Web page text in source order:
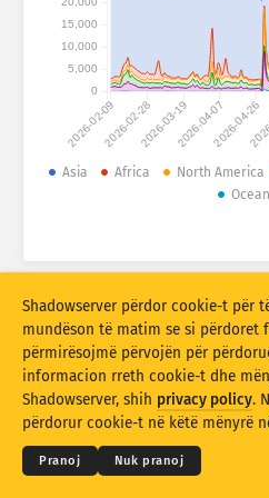
Statistikat e sulmeve: Pajisje
Ndihma
Shtetet
Grupi i të dhënave
Limiti
Përditëso
Shkarko si
2026-02-092026-02-282026-03-192026-04-072026-04-26
0
5,000
10,000
15,000
Asia Africa North America
© 2026THE
Privatësia dhe kushtet
Shadowserver përdor cookie-t për
mundëson të matim se si përdoret
përmirësojmë përvojën për
informacion rreth cookie-t dhe
Shadowserver, shih privacy policy.
përdorur cookie-t në këtë mënyrë
Pranoj Nuk pranoj